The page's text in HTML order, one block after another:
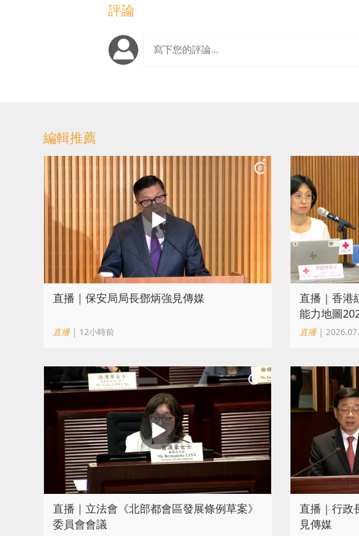
評論
編輯推薦
直播｜保安局局長鄧炳強見傳媒
直播| 12小時前
直播｜香港
能力地圖
直播|
直播｜立法會《北部都會區發展條例草案》
委員會會議
直播｜行政
見傳媒